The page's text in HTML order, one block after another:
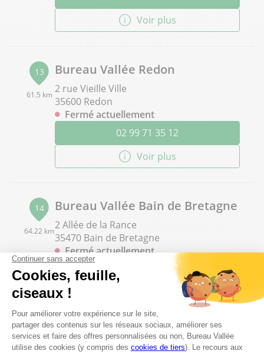
Voir plus
13
61.5 km
Bureau Vallée Redon
2 rue Vieille Ville
35600 Redon
Fermé actuellement
02 99 71 35 12
Voir plus
14
64.22 km
Bureau Vallée Bain de Bretagne
2 Allée de la Rance
35470 Bain de Bretagne
Fermé actuellement
02 30 22 00 55
15 Bureau Vallée La Roche sur Yon